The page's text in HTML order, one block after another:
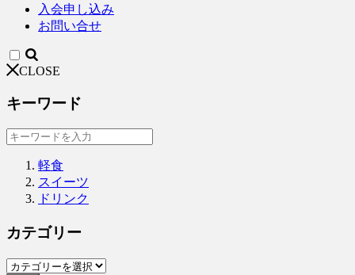
入会申し込み
お問い合せ
CLOSE
キーワード
軽食
スイーツ
ドリンク
カテゴリー